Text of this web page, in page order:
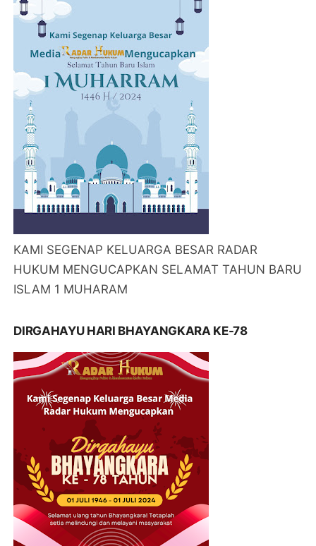
KAMI SEGENAP KELUARGA BESAR RADAR
HUKUM MENGUCAPKAN SELAMAT TAHUN BARU
ISLAM 1 MUHARAM
DIRGAHAYU HARI BHAYANGKARA KE-78